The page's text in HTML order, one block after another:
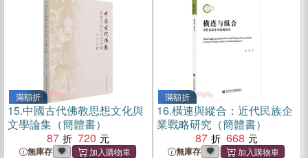
滿額折
15.中國古代佛教思想文化與
文學論集（簡體書）
87
720
無庫存
滿額折
16.橫連與縱合：近代民族企
業戰略研究（簡體書）
87
668
無庫存